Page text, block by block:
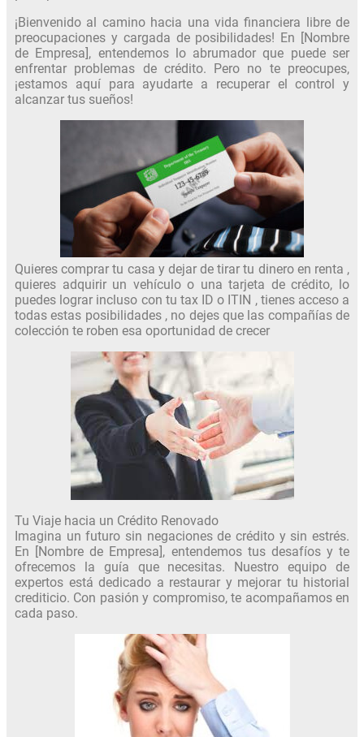
¡Bienvenido al camino hacia una vida financiera libre de
preocupaciones y cargada de posibilidades! En [Nombre
de Empresa], entendemos lo abrumador que puede ser
enfrentar problemas de crédito. Pero no te preocupes,
¡estamos aquí para ayudarte a recuperar el control y
alcanzar tus sueños!
Quieres comprar tu casa y dejar de tirar tu dinero en renta ,
quieres adquirir un vehículo o una tarjeta de crédito, lo
puedes lograr incluso con tu tax ID o ITIN , tienes acceso a
todas estas posibilidades , no dejes que las compañías de
colección te roben esa oportunidad de crecer
Tu Viaje hacia un Crédito Renovado
Imagina un futuro sin negaciones de crédito y sin estrés.
En [Nombre de Empresa], entendemos tus desafíos y te
ofrecemos la guía que necesitas. Nuestro equipo de
expertos está dedicado a restaurar y mejorar tu historial
crediticio. Con pasión y compromiso, te acompañamos en
cada paso.